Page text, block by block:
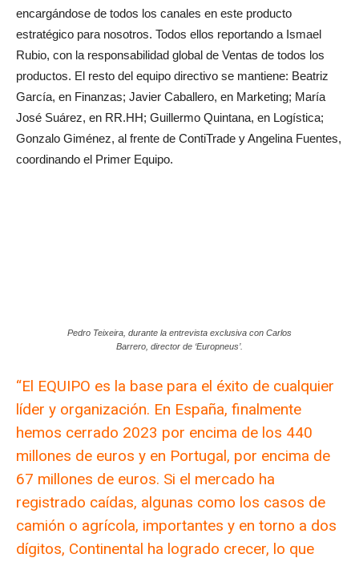
encargándose de todos los canales en este producto
estratégico para nosotros. Todos ellos reportando a Ismael
Rubio, con la responsabilidad global de Ventas de todos los
productos. El resto del equipo directivo se mantiene: Beatriz
García, en Finanzas; Javier Caballero, en Marketing; María
José Suárez, en RR.HH; Guillermo Quintana, en Logística;
Gonzalo Giménez, al frente de ContiTrade y Angelina Fuentes,
coordinando el Primer Equipo.
Pedro Teixeira, durante la entrevista exclusiva con Carlos
Barrero, director de ‘Europneus’.
“El EQUIPO es la base para el éxito de cualquier
líder y organización. En España, finalmente
hemos cerrado 2023 por encima de los 440
millones de euros y en Portugal, por encima de
67 millones de euros. Si el mercado ha
registrado caídas, algunas como los casos de
camión o agrícola, importantes y en torno a dos
dígitos, Continental ha logrado crecer, lo que